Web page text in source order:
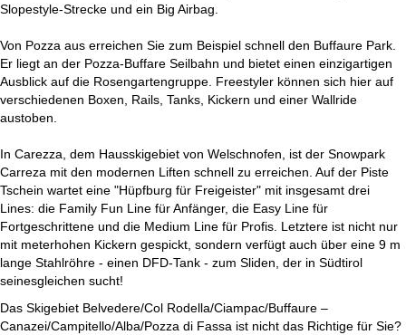
Slopestyle-Strecke und ein Big Airbag.
Von Pozza aus erreichen Sie zum Beispiel schnell den Buffaure Park.
Er liegt an der Pozza-Buffare Seilbahn und bietet einen einzigartigen
Ausblick auf die Rosengartengruppe. Freestyler können sich hier auf
verschiedenen Boxen, Rails, Tanks, Kickern und einer Wallride
austoben.
In Carezza, dem Hausskigebiet von Welschnofen, ist der Snowpark
Carreza mit den modernen Liften schnell zu erreichen. Auf der Piste
Tschein wartet eine "Hüpfburg für Freigeister" mit insgesamt drei
Lines: die Family Fun Line für Anfänger, die Easy Line für
Fortgeschrittene und die Medium Line für Profis. Letztere ist nicht nur
mit meterhohen Kickern gespickt, sondern verfügt auch über eine 9 m
lange Stahlröhre - einen DFD-Tank - zum Sliden, der in Südtirol
seinesgleichen sucht!
Das Skigebiet Belvedere/Col Rodella/Ciampac/Buffaure –
Canazei/Campitello/Alba/Pozza di Fassa ist nicht das Richtige für Sie?